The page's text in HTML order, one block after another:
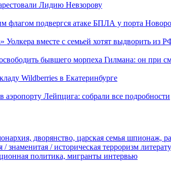
Лидию Невзорову
флагом подвергся атаке БПЛА у порта
Уолкера вместе с семьей хотят выдворить из
бывшего морпеха Гилмана: он при
Wildberries в Екатеринбурге
аэропорту Лейпцига: собрали все подробности
дворянство, царская семья шпионаж,
/ знаменитая / историческая терроризм
политика, мигранты интервью